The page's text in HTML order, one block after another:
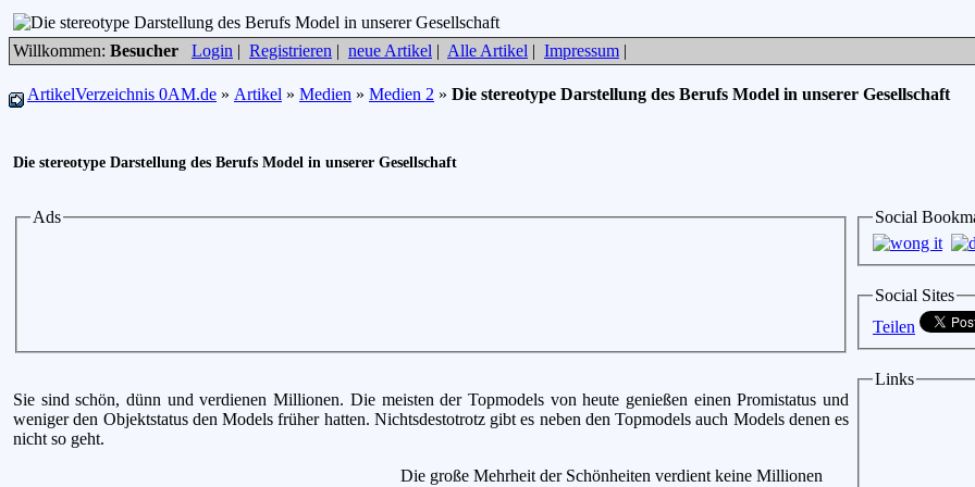
Willkommen: Besucher Login | Registrieren | neue Artikel | Alle Artikel | Impressum |
ArtikelVerzeichnis 0AM.de » Artikel » Medien » Medien 2 » Die stereotype Darstellung des Berufs Model in unserer Gesellschaft
Die stereotype Darstellung des Berufs Model in unserer Gesellschaft
Ads
Sie sind schön, dünn und verdienen Millionen. Die meisten der Topmodels von heute genießen einen Promistatus und
weniger den Objektstatus den Models früher hatten. Nichtsdestotrotz gibt es neben den Topmodels auch Models denen es
nicht so geht.
Die große Mehrheit der Schönheiten verdient keine Millionen
Social
Social Sites
Teilen
Links